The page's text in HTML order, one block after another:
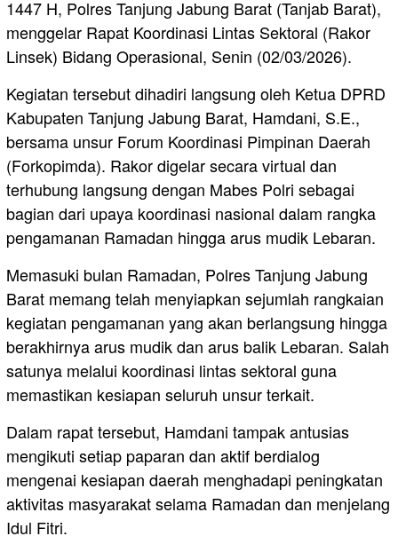
1447 H, Polres Tanjung Jabung Barat (Tanjab Barat),
menggelar Rapat Koordinasi Lintas Sektoral (Rakor
Linsek) Bidang Operasional, Senin (02/03/2026).
Kegiatan tersebut dihadiri langsung oleh Ketua DPRD
Kabupaten Tanjung Jabung Barat, Hamdani, S.E.,
bersama unsur Forum Koordinasi Pimpinan Daerah
(Forkopimda). Rakor digelar secara virtual dan
terhubung langsung dengan Mabes Polri sebagai
bagian dari upaya koordinasi nasional dalam rangka
pengamanan Ramadan hingga arus mudik Lebaran.
Memasuki bulan Ramadan, Polres Tanjung Jabung
Barat memang telah menyiapkan sejumlah rangkaian
kegiatan pengamanan yang akan berlangsung hingga
berakhirnya arus mudik dan arus balik Lebaran. Salah
satunya melalui koordinasi lintas sektoral guna
memastikan kesiapan seluruh unsur terkait.
Dalam rapat tersebut, Hamdani tampak antusias
mengikuti setiap paparan dan aktif berdialog
mengenai kesiapan daerah menghadapi peningkatan
aktivitas masyarakat selama Ramadan dan menjelang
Idul Fitri.